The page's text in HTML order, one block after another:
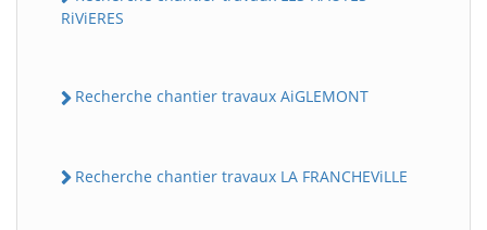
RiViERES
Recherche chantier travaux AiGLEMONT
Recherche chantier travaux LA FRANCHEViLLE